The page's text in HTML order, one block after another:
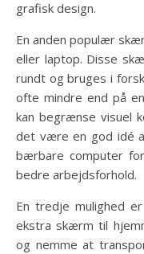
grafisk design.
En anden populær
eller laptop. Disse
rundt og bruges i
ofte mindre end på
kan begrænse visuel
det være en god idé
bærbare computer
bedre arbejdsforhold.
En tredje mulighed
ekstra skærm til
og nemme at